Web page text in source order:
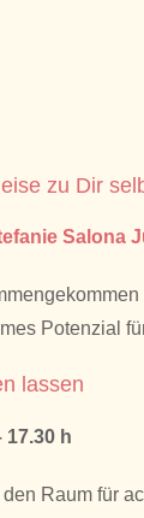
zu Dir
Salona
Potenzial
lassen
17.30 h
Raum für